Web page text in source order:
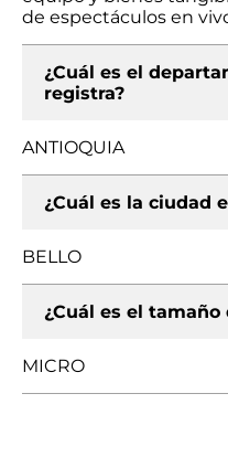
de espectáculos en
¿Cuál es el
registra?
ANTIOQUIA
¿Cuál es la ciudad
BELLO
¿Cuál es el tamaño
MICRO